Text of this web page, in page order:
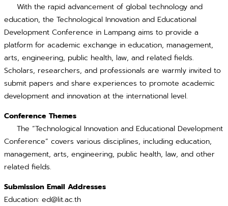
With the rapid advancement of global technology and
education, the Technological Innovation and Educational
Development Conference in Lampang aims to provide a
platform for academic exchange in education, management,
arts, engineering, public health, law, and related fields.
Scholars, researchers, and professionals are warmly invited to
submit papers and share experiences to promote academic
development and innovation at the international level.
Conference Themes
The “Technological Innovation and Educational Development
Conference” covers various disciplines, including education,
management, arts, engineering, public health, law, and other
related fields.
Submission Email Addresses
Education: ed@lit.ac.th